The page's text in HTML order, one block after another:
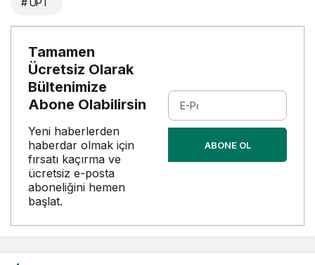
# UPT
Tamamen
Ücretsiz Olarak
Bültenimize
Abone Olabilirsin
Yeni haberlerden
haberdar olmak için
fırsatı kaçırma ve
ücretsiz e-posta
aboneliğini hemen
başlat.
ABONE OL